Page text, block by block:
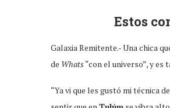
Estos
Galaxia Remitente.- Una chica
de Whats“con el universo”, y es
“Ya vi que les gustó mi técnica